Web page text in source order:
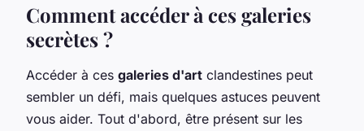
Comment accéder à ces galeries
secrètes ?
Accéder à ces galeries d'art clandestines peut
sembler un défi, mais quelques astuces peuvent
vous aider. Tout d'abord, être présent sur les